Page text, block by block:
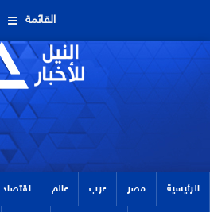
القائمة
الرئيسية مصر عرب عالم اقتصاد